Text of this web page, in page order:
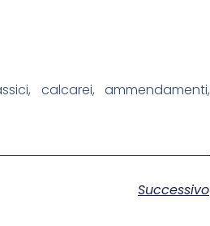
calcarei, ammendamenti,
Successivo